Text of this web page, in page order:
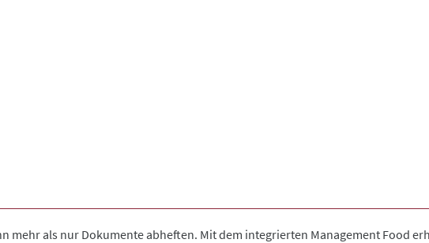
mehr als nur Dokumente abheften. Mit dem integrierten Management Food